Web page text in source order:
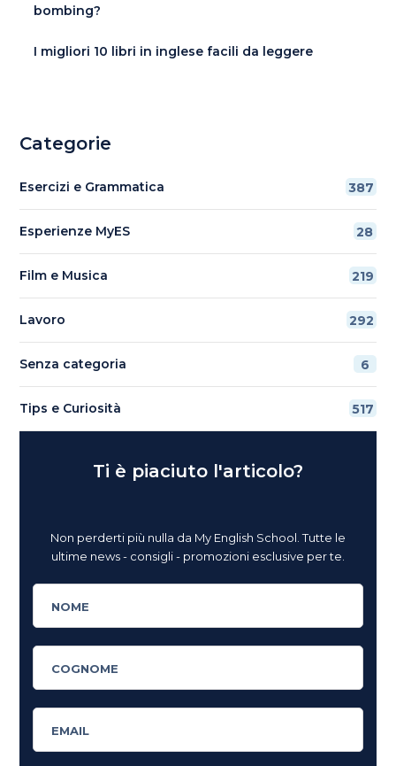
bombing?
I migliori 10 libri in inglese facili da leggere
Categorie
Esercizi e Grammatica 387
Esperienze MyES 28
Film e Musica 219
Lavoro 292
Senza categoria 6
Tips e Curiosità 517
Ti è piaciuto l'articolo?
Non perderti più nulla da My English School. Tutte le
ultime news - consigli - promozioni esclusive per te.